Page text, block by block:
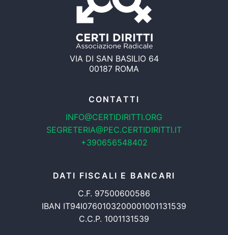
VIA DI SAN BASILIO 64
00187 ROMA
CONTATTI
INFO@CERTIDIRITTI.ORG
SEGRETERIA@PEC.CERTIDIRITTI.IT
+390656548402
DATI FISCALI E BANCARI
C.F. 97500600586
IBAN IT94I0760103200001001131539
C.C.P. 1001131539